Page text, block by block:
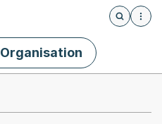
Öffnet
Organisation